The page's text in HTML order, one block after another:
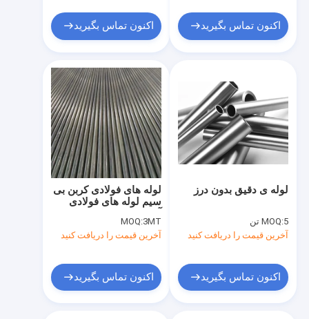
اکنون تماس بگیرید اکنون تماس بگیرید
لوله های فولادی کربن بی
سیم لوله های فولادی
فولادیMOQ:3MT
آخرین قیمت را دریافت کنید
اکنون تماس بگیرید
لوله ی دقیق بدون درز
MOQ:5 تن
آخرین قیمت را دریافت کنید
اکنون تماس بگیرید